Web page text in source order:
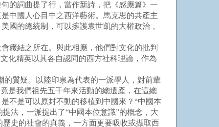
的詞曲提了行，當作新詩，把《感應篇》一
中國人心目中之西洋藝術。馬克思的共產主
國的總統制，可以擁護袁世凱的大權政治，
結之所在。與此相應，他們對文化的批判
化精英以其各自認同的西方社科理論，作為
質疑。以陸印泉為代表的一派學人，對前輩
是我們祖先五千年來活動的總遺產，在這總
不是可以原封不動的移植到中國來？“中國本
法，一派提出了“中國本位意識”的概念，大
史的社會的真義，一方面更要吸收或擷取西